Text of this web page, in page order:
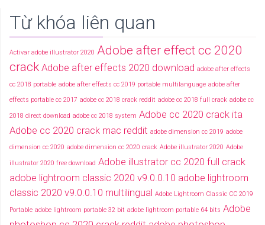
Từ khóa liên quan
Activar adobe illustrator 2020 Adobe after effect cc 2020
crack Adobe after effects 2020 download adobe after effects
cc 2018 portable adobe after effects cc 2019 portable multilanguage adobe after
effects portable cc 2017 adobe cc 2018 crack reddit adobe cc 2018 full crack adobe cc
2018 direct download adobe cc 2018 system Adobe cc 2020 crack ita
Adobe cc 2020 crack mac reddit adobe dimension cc 2019 adobe
dimension cc 2020 adobe dimension cc 2020 crack Adobe illustrator 2020 Adobe
illustrator 2020 free download Adobe illustrator cc 2020 full crack
adobe lightroom classic 2020 v9.0.0.10 adobe lightroom
classic 2020 v9.0.0.10 multilingual Adobe Lightroom Classic CC 2019
Portable adobe lightroom portable 32 bit adobe lightroom portable 64 bits Adobe